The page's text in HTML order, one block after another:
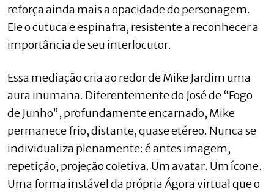
reforça ainda mais a opacidade do personagem.
Ele o cutuca e espinafra, resistente a reconhecer a
importância de seu interlocutor.
Essa mediação cria ao redor de Mike Jardim uma
aura inumana. Diferentemente do José de “Fogo
de Junho”, profundamente encarnado, Mike
permanece frio, distante, quase etéreo. Nunca se
individualiza plenamente: é antes imagem,
repetição, projeção coletiva. Um avatar. Um ícone.
Uma forma instável da própria Ágora virtual que o